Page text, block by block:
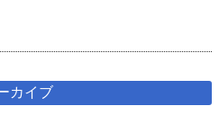
カイブ